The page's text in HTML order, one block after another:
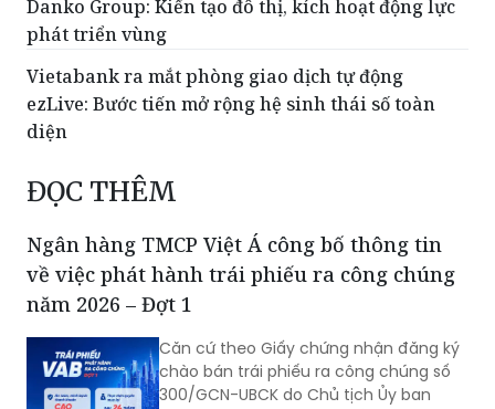
Vietabank tăng trưởng vững chắc, thúc đẩy hội
nhập quốc tế và phát triển bền vững
Danko Group: Kiến tạo đô thị, kích hoạt động lực
phát triển vùng
ezLive: Bước tiến mở rộng hệ sinh thái số toàn
diện
ĐỌC THÊM
Ngân hàng TMCP Việt Á công bố thông tin
về việc phát hành trái phiếu ra công chúng
năm 2026 – Đợt 1